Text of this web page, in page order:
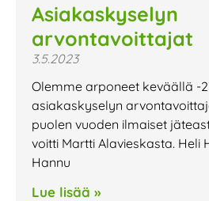
Asiakaskyselyn
arvontavoittajat
3.5.2023
Olemme arponeet keväällä -
asiakaskyselyn
puolen vuoden ilmaiset
voitti Martti Alavieskasta. Heli
Hannu
Lue lisää »